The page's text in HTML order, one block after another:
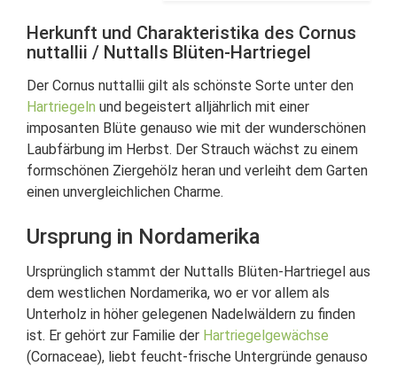
Herkunft und Charakteristika des Cornus
nuttallii / Nuttalls Blüten-Hartriegel
Der Cornus nuttallii gilt als schönste Sorte unter den
Hartriegeln und begeistert alljährlich mit einer
imposanten Blüte genauso wie mit der wunderschönen
Laubfärbung im Herbst. Der Strauch wächst zu einem
formschönen Ziergehölz heran und verleiht dem Garten
einen unvergleichlichen Charme.
Ursprung in Nordamerika
Ursprünglich stammt der Nuttalls Blüten-Hartriegel aus
dem westlichen Nordamerika, wo er vor allem als
Unterholz in höher gelegenen Nadelwäldern zu finden
ist. Er gehört zur Familie der Hartriegelgewächse
(Cornaceae), liebt feucht-frische Untergründe genauso